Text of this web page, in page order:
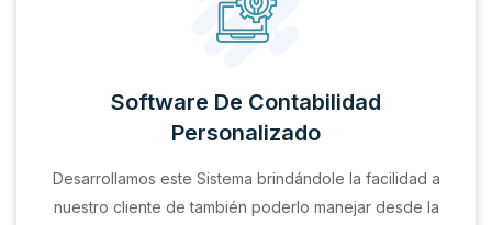
Software De Contabilidad
Personalizado
Desarrollamos este Sistema brindándole la facilidad a
nuestro cliente de también poderlo manejar desde la